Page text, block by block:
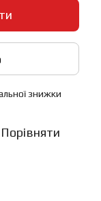
знижки
Порівняти